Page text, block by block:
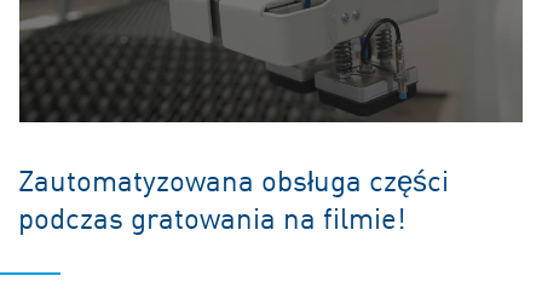
Zautomatyzowana obsługa części
podczas gratowania na filmie!